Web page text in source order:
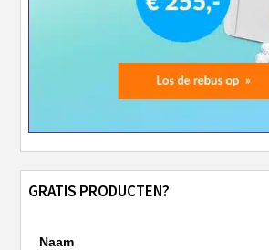
GRATIS PRODUCTEN?
Naam